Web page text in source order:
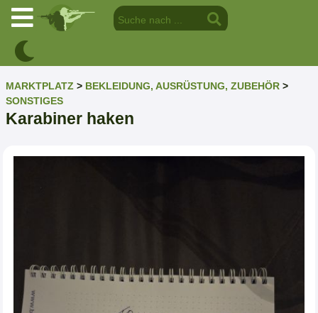
MARKTPLATZ > BEKLEIDUNG, AUSRÜSTUNG, ZUBEHÖR >
SONSTIGES
Karabiner haken